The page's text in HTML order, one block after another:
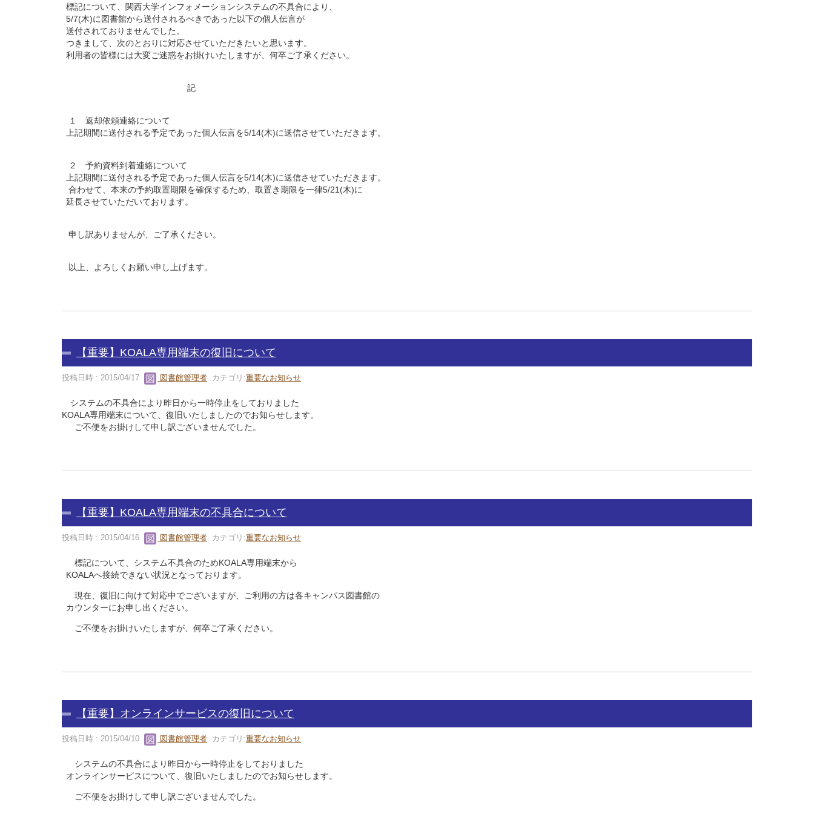
標記について、関西大学インフォメーションシステムの不具合により、
5/7(木)に図書館から送付されるべきであった以下の個人伝言が
送付されておりませんでした。
つきまして、次のとおりに対応させていただきたいと思います。
利用者の皆様には大変ご迷惑をお掛けいたしますが、何卒ご了承ください。
記
１ 返却依頼連絡について
上記期間に送付される予定であった個人伝言を5/14(木)に送信させていただきます。
２ 予約資料到着連絡について
上記期間に送付される予定であった個人伝言を5/14(木)に送信させていただきます。
合わせて、本来の予約取置期限を確保するため、取置き期限を一律5/21(木)に
延長させていただいております。
申し訳ありませんが、ご了承ください。
以上、よろしくお願い申し上げます。
【重要】KOALA専用端末の復旧について
投稿日時 : 2015/04/17 図書館管理者 カテゴリ:重要なお知らせ
システムの不具合により昨日から一時停止をしておりました
KOALA専用端末について、復旧いたしましたのでお知らせします。
ご不便をお掛けして申し訳ございませんでした。
【重要】KOALA専用端末の不具合について
投稿日時 : 2015/04/16 図書館管理者 カテゴリ:重要なお知らせ
標記について、システム不具合のためKOALA専用端末から
KOALAへ接続できない状況となっております。
現在、復旧に向けて対応中でございますが、ご利用の方は各キャンパス図書館の
カウンターにお申し出ください。
ご不便をお掛けいたしますが、何卒ご了承ください。
【重要】オンラインサービスの復旧について
投稿日時 : 2015/04/10 図書館管理者 カテゴリ:重要なお知らせ
システムの不具合により昨日から一時停止をしておりました
オンラインサービスについて、復旧いたしましたのでお知らせします。
ご不便をお掛けして申し訳ございませんでした。